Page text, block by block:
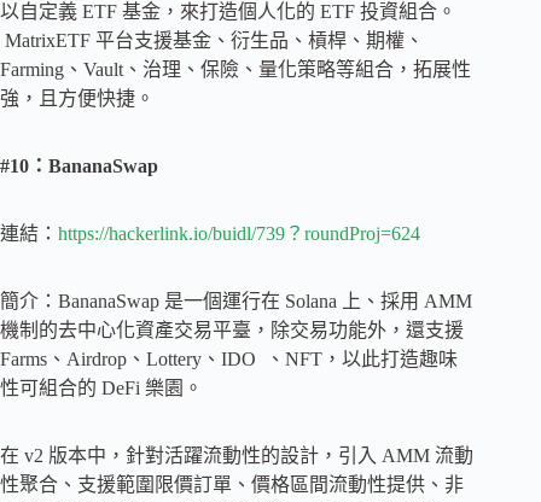
以自定義 ETF 基金，來打造個人化的 ETF 投資組合。
MatrixETF 平台支援基金、衍生品、槓桿、期權、
Farming、Vault、治理、保險、量化策略等組合，拓展性
強，且方便快捷。
#10：BananaSwap
連結： https://hackerlink.io/buidl/739？roundProj=624
簡介：BananaSwap 是一個運行在 Solana 上、採用 AMM
機制的去中心化資產交易平臺，除交易功能外，還支援
Farms、Airdrop、Lottery、IDO 、NFT，以此打造趣味
性可組合的 DeFi 樂園。
在 v2 版本中，針對活躍流動性的設計，引入 AMM 流動
性聚合、支援範圍限價訂單、價格區間流動性提供、非